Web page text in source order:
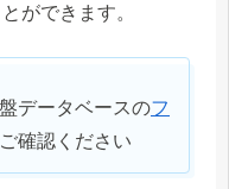
ができます。
データベースのフ
確認ください